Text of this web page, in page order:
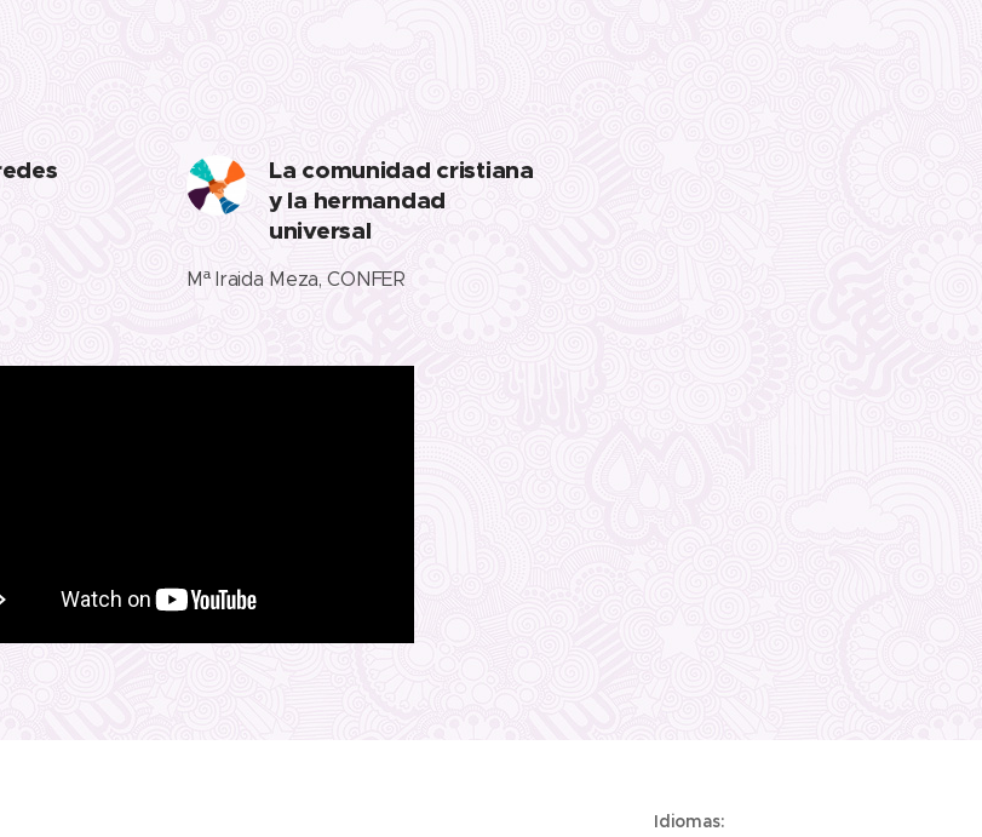
La comunidad cristiana
y la hermandad
universal
Mª Iraida Meza, CONFER
Idiomas